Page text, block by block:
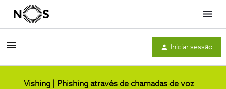
Menu
Iniciar sessão
Vishing | Phishing através de chamadas de voz